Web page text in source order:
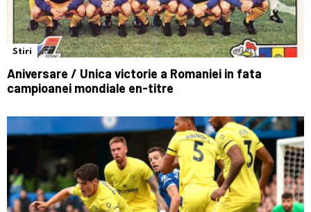
Stiri
Aniversare / Unica victorie a Romaniei in fata
campioanei mondiale en-titre